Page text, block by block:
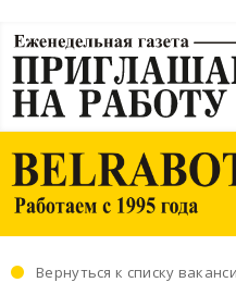
Вернуться к списку